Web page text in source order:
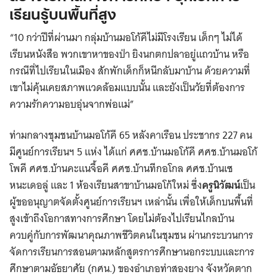
เรียนรู้บนพื้นที่สูง
“10 กว่าปีที่ผ่านมา กลุ่มบ้านมอโก้คีไม่มีโรงเรียน เด็กๆ ไม่ได้
เรียนหนังสือ พวกเขาหาของป่า ยิงนกตกปลาอยู่แถวบ้าน หรือ
กรณีที่ไปเรียนในเมือง สักพักเด็กก็หนีกลับมาบ้าน ด้วยความที่
เขาไม่คุ้นเคยสภาพแวดล้อมแบบนั้น และยังเป็นวัยที่ต้องการ
ความรักความอบอุ่นจากพ่อแม่”
ท่ามกลางชุมชนบ้านมอโก้คี 65 หลังคาเรือน ประชากร 227 คน
มีศูนย์การเรียนฯ 5 แห่ง ได้แก่ ศศช.บ้านมอโก้คี ศศช.บ้านมอโก้
โพคี ศศช.บ้านคะแนจื้อคี ศศช.บ้านทีกอโกล ศศช.บ้านเซ
หนะเดอลู่ และ 1 ห้องเรียนสาขาบ้านมอโก้ใหม่ ซึ่งครูนิวัฒน์เป็น
ผู้ขออนุญาตจัดตั้งศูนย์การเรียนฯ เหล่านั้น เพื่อให้เด็กบนพื้นที่
สูงเข้าถึงโอกาสทางการศึกษา โดยไม่ต้องไปเรียนไกลบ้าน
ควบคู่กับการพัฒนาคุณภาพชีวิตคนในชุมชน ผ่านกระบวนการ
จัดการเรียนการสอนตามหลักสูตรการศึกษานอกระบบและการ
ศึกษาตามอัธยาศัย (กศน.) ของอำเภอท่าสองยาง จังหวัดตาก